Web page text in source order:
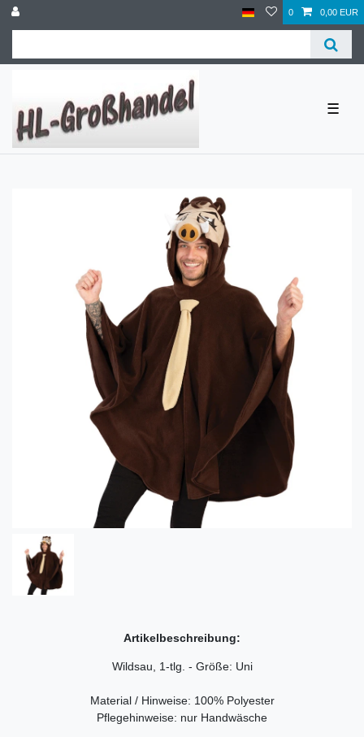
0 0,00 EUR
☰
Artikelbeschreibung:
Wildsau, 1-tlg. - Größe: Uni
Material / Hinweise: 100% Polyester
Pflegehinweise: nur Handwäsche